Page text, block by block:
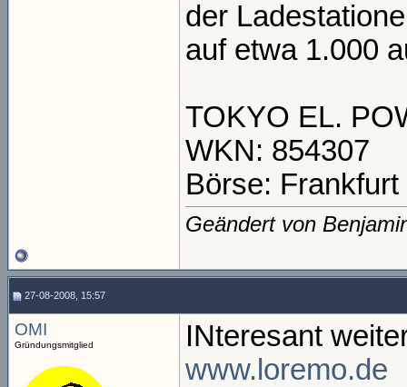
der
auf etwa 1.000
TOKYO EL.
WKN: 854307
Börse: Frankfurt
Geändert von
27-08-2008, 15:57
OMI
Gründungsmitglied
INteresant
www.loremo.de